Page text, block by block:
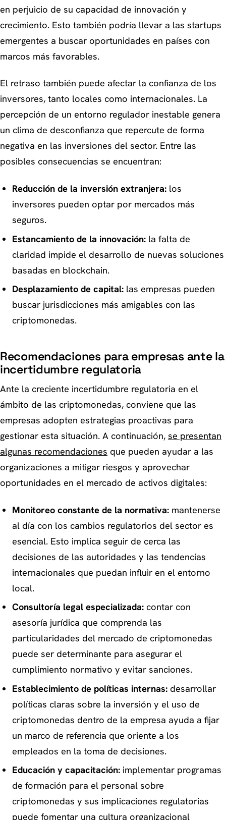
en perjuicio de su capacidad de innovación y
crecimiento. Esto también podría llevar a las startups
emergentes a buscar oportunidades en países con
marcos más favorables.
El retraso también puede afectar la confianza de los
inversores, tanto locales como internacionales. La
percepción de un entorno regulador inestable genera
un clima de desconfianza que repercute de forma
negativa en las inversiones del sector. Entre las
posibles consecuencias se encuentran:
Reducción de la inversión extranjera:los
inversores pueden optar por mercados más
seguros.
Estancamiento de la innovación:la falta de
claridad impide el desarrollo de nuevas soluciones
basadas en blockchain.
Desplazamiento de capital:las empresas pueden
buscar jurisdicciones más amigables con las
criptomonedas.
Recomendaciones para empresas ante la
incertidumbre regulatoria
Ante la creciente incertidumbre regulatoria en el
ámbito de las criptomonedas, conviene que las
empresas adopten estrategias proactivas para
gestionar esta situación. A continuación, se presentan
algunas recomendaciones que pueden ayudar a las
organizaciones a mitigar riesgos y aprovechar
oportunidades en el mercado de activos digitales:
Monitoreo constante de la normativa:mantenerse
al día con los cambios regulatorios del sector es
esencial. Esto implica seguir de cerca las
decisiones de las autoridades y las tendencias
internacionales que puedan influir en el entorno
local.
Consultoría legal especializada:contar con
asesoría jurídica que comprenda las
particularidades del mercado de criptomonedas
puede ser determinante para asegurar el
cumplimiento normativo y evitar sanciones.
Establecimiento de políticas internas:desarrollar
políticas claras sobre la inversión y el uso de
criptomonedas dentro de la empresa ayuda a fijar
un marco de referencia que oriente a los
empleados en la toma de decisiones.
Educación y capacitación:implementar programas
de formación para el personal sobre
criptomonedas y sus implicaciones regulatorias
puede fomentar una cultura organizacional